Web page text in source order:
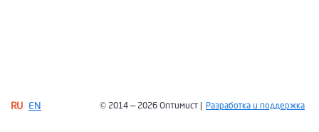
RU EN © 2014 — 2026 Оптимист | Разработка и поддержка